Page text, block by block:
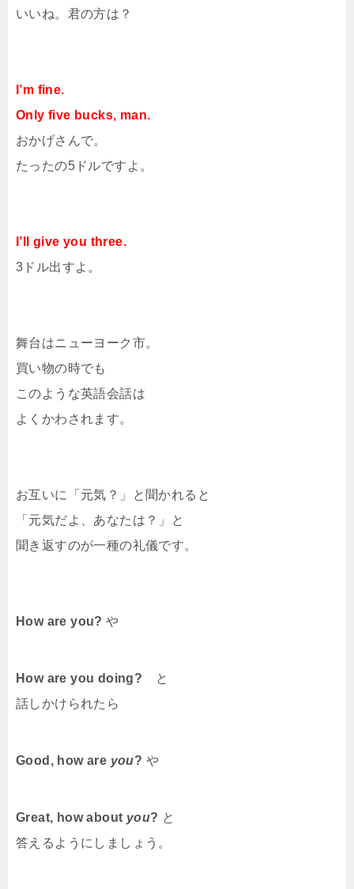
いいね。君の方は？
I’m fine.
Only five bucks, man.
おかげさんで。
たったの5ドルですよ。
I’ll give you three.
3ドル出すよ。
舞台はニューヨーク市。
買い物の時でも
このような英語会話は
よくかわされます。
お互いに「元気？」と聞かれると
「元気だよ、あなたは？」と
聞き返すのが一種の礼儀です。
How are you? や
How are you doing? と
話しかけられたら
Good, how are you? や
Great, how about you? と
答えるようにしましょう。